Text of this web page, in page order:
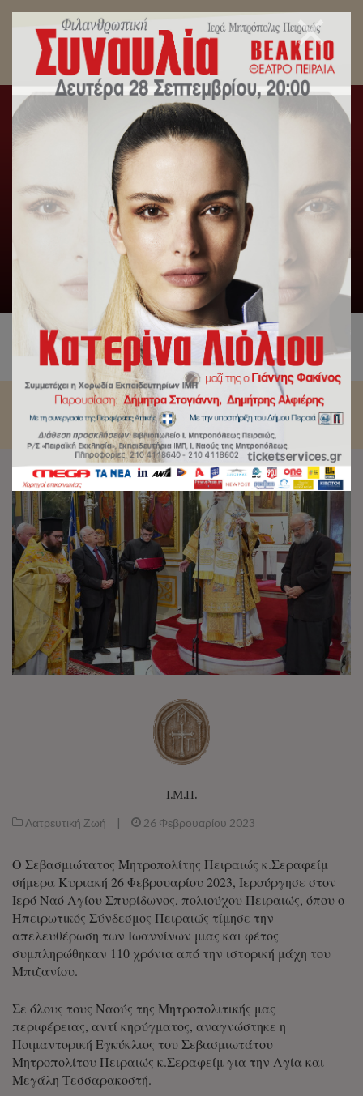
Ο Σεβασμιώτατος Μητροπολίτης Πειραιώς
κ.Σεραφείμ στον Ιερό Ναό Αγίου Σπυρίδωνος.
Αρχική Λατρευτική Ζωή / Ο Σεβασμιώτατος
Μητροπολίτης Πειραιώς κ.Σεραφείμ στον Ιερό Ναό Αγίου
Σπυρίδωνος.
Ι.Μ.Π.
Λατρευτική Ζωή | 26 Φεβρουαρίου 2023
Ο Σεβασμιώτατος Μητροπολίτης Πειραιώς κ.Σεραφείμ
σήμερα Κυριακή 26 Φεβρουαρίου 2023, Ιερούργησε στον
Ιερό Ναό Αγίου Σπυρίδωνος, πολιούχου Πειραιώς, όπου ο
Ηπειρωτικός Σύνδεσμος Πειραιώς τίμησε την
απελευθέρωση των Ιωαννίνων μιας και φέτος
συμπληρώθηκαν 110 χρόνια από την ιστορική μάχη του
Μπιζανίου.
Σε όλους τους Ναούς της Μητροπολιτικής μας
περιφέρειας, αντί κηρύγματος, αναγνώστηκε η
Ποιμαντορική Εγκύκλιος του Σεβασμιωτάτου
Μητροπολίτου Πειραιώς κ.Σεραφείμ για την Αγία και
Μεγάλη Τεσσαρακοστή.